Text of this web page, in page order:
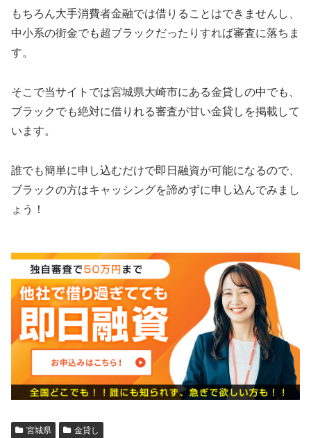
もちろん大手消費者金融では借りることはできませんし、
中小系の街金でも超ブラックだったりすれば審査に落ちま
す。
そこで当サイトでは宮城県大崎市にある金貸しの中でも、
ブラックでも絶対に借りれる審査が甘い金貸しを掲載して
います。
誰でも簡単に申し込むだけで即日融資が可能になるので、
ブラックの方はキャッシングを諦めずに申し込んでみまし
ょう！
宮城県 金貸し